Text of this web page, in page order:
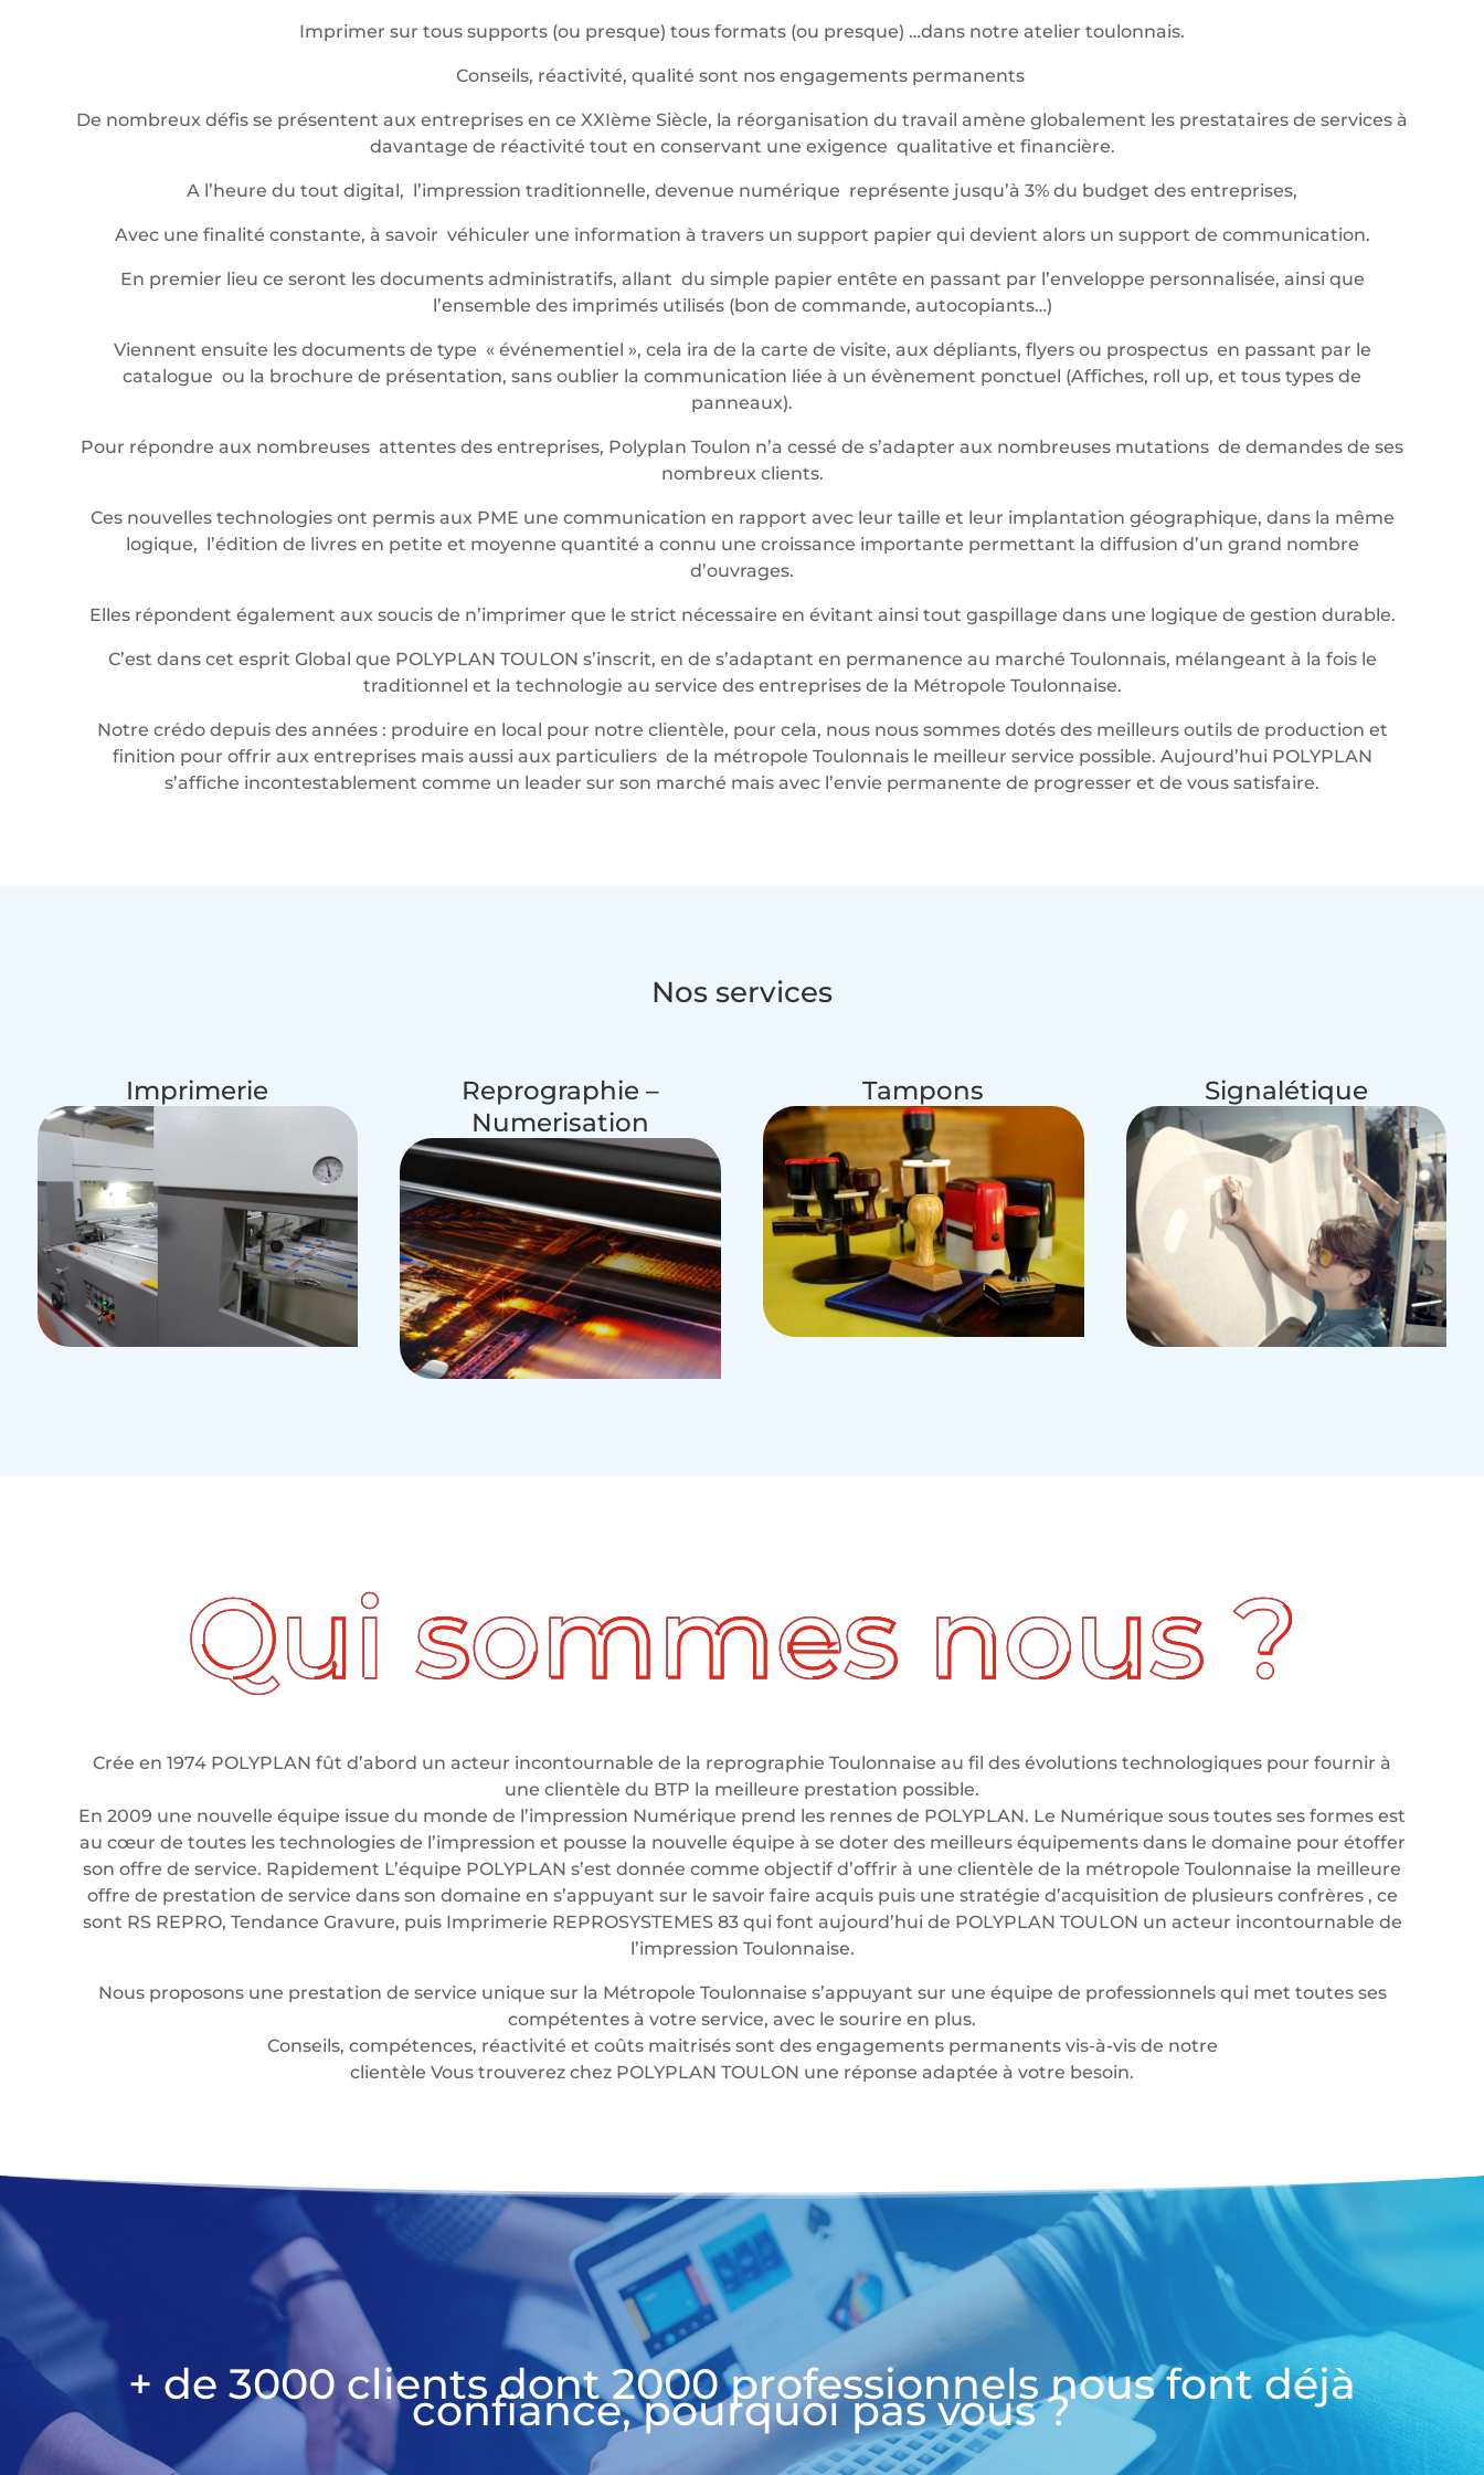
Imprimer sur tous supports (ou presque) tous formats (ou presque) …dans notre atelier toulonnais.
Conseils, réactivité, qualité sont nos engagements permanents
De nombreux défis se présentent aux entreprises en ce XXIème Siècle, la réorganisation du travail amène globalement les prestataires de services à
davantage de réactivité tout en conservant une exigence qualitative et financière.
A l’heure du tout digital, l’impression traditionnelle, devenue numérique représente jusqu’à 3% du budget des entreprises,
Avec une finalité constante, à savoir véhiculer une information à travers un support papier qui devient alors un support de communication.
En premier lieu ce seront les documents administratifs, allant du simple papier entête en passant par l’enveloppe personnalisée, ainsi que
l’ensemble des imprimés utilisés (bon de commande, autocopiants…)
Viennent ensuite les documents de type « événementiel », cela ira de la carte de visite, aux dépliants, flyers ou prospectus en passant par le
catalogue ou la brochure de présentation, sans oublier la communication liée à un évènement ponctuel (Affiches, roll up, et tous types de
panneaux).
Pour répondre aux nombreuses attentes des entreprises, Polyplan Toulon n’a cessé de s’adapter aux nombreuses mutations de demandes de ses
nombreux clients.
Ces nouvelles technologies ont permis aux PME une communication en rapport avec leur taille et leur implantation géographique, dans la même
logique, l’édition de livres en petite et moyenne quantité a connu une croissance importante permettant la diffusion d’un grand nombre
d’ouvrages.
Elles répondent également aux soucis de n’imprimer que le strict nécessaire en évitant ainsi tout gaspillage dans une logique de gestion durable.
C’est dans cet esprit Global que POLYPLAN TOULON s’inscrit, en de s’adaptant en permanence au marché Toulonnais, mélangeant à la fois le
traditionnel et la technologie au service des entreprises de la Métropole Toulonnaise.
Notre crédo depuis des années : produire en local pour notre clientèle, pour cela, nous nous sommes dotés des meilleurs outils de production et
finition pour offrir aux entreprises mais aussi aux particuliers de la métropole Toulonnais le meilleur service possible. Aujourd’hui POLYPLAN
s’affiche incontestablement comme un leader sur son marché mais avec l’envie permanente de progresser et de vous satisfaire.
Nos services
Imprimerie
Reprographie –
Numerisation
Tampons Signalétique
Crée en 1974 POLYPLAN fût d’abord un acteur incontournable de la reprographie Toulonnaise au fil des évolutions technologiques pour fournir à
une clientèle du BTP la meilleure prestation possible.
En 2009 une nouvelle équipe issue du monde de l’impression Numérique prend les rennes de POLYPLAN. Le Numérique sous toutes ses formes est
au cœur de toutes les technologies de l’impression et pousse la nouvelle équipe à se doter des meilleurs équipements dans le domaine pour étoffer
son offre de service. Rapidement L’équipe POLYPLAN s’est donnée comme objectif d’offrir à une clientèle de la métropole Toulonnaise la meilleure
offre de prestation de service dans son domaine en s’appuyant sur le savoir faire acquis puis une stratégie d’acquisition de plusieurs confrères , ce
sont RS REPRO, Tendance Gravure, puis Imprimerie REPROSYSTEMES 83 qui font aujourd’hui de POLYPLAN TOULON un acteur incontournable de
l’impression Toulonnaise.
Nous proposons une prestation de service unique sur la Métropole Toulonnaise s’appuyant sur une équipe de professionnels qui met toutes ses
compétentes à votre service, avec le sourire en plus.
Conseils, compétences, réactivité et coûts maitrisés sont des engagements permanents vis-à-vis de notre
clientèle Vous trouverez chez POLYPLAN TOULON une réponse adaptée à votre besoin.
+ de 3000 clients dont 2000 professionnels nous font déjà
confiance, pourquoi pas vous ?